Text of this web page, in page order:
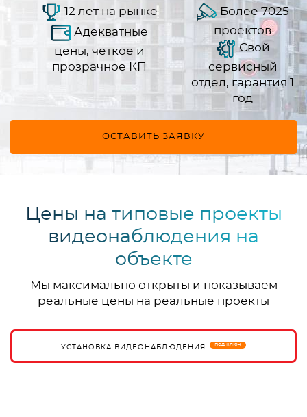
12 лет на рынке
Адекватные
цены, четкое и
прозрачное КП
Более 7025
проектов
Свой
сервисный
отдел, гарантия 1
год
ОСТАВИТЬ ЗАЯВКУ
Цены на типовые проекты
видеонаблюдения на
объекте
Мы максимально открыты и показываем
реальные цены на реальные проекты
УСТАНОВКА ВИДЕОНАБЛЮДЕНИЯ под ключ